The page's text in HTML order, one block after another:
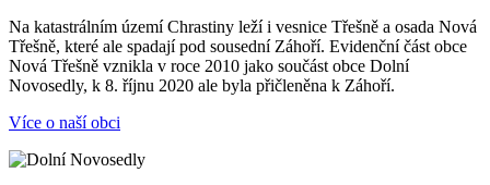
Na katastrálním území Chrastiny leží i vesnice Třešně a osada Nová
Třešně, které ale spadají pod sousední Záhoří. Evidenční část obce
Nová Třešně vznikla v roce 2010 jako součást obce Dolní
Novosedly, k 8. říjnu 2020 ale byla přičleněna k Záhoří.
Více o naší obci